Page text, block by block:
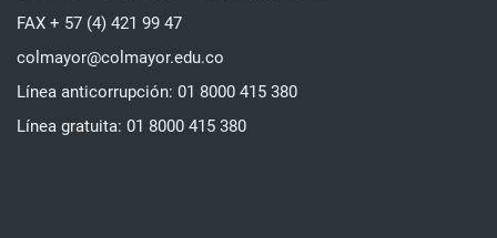
FAX + 57 (4) 421 99 47
colmayor@colmayor.edu.co
Línea anticorrupción: 01 8000 415 380
Línea gratuita: 01 8000 415 380